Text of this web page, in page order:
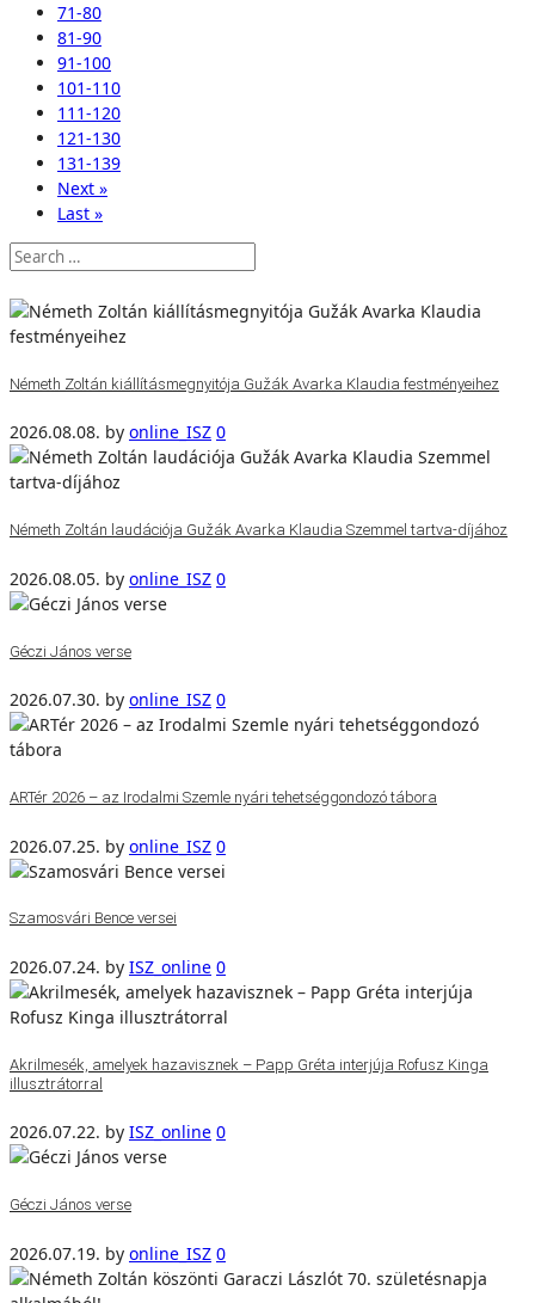
71-80
81-90
91-100
101-110
111-120
121-130
131-139
Next »
Last »
Németh Zoltán kiállításmegnyitója Gužák Avarka Klaudia festményeihez
2026.08.08. by online_ISZ 0
Németh Zoltán laudációja Gužák Avarka Klaudia Szemmel tartva-díjához
2026.08.05. by online_ISZ 0
Géczi János verse
2026.07.30. by online_ISZ 0
ARTér 2026 – az Irodalmi Szemle nyári tehetséggondozó tábora
2026.07.25. by online_ISZ 0
Szamosvári Bence versei
2026.07.24. by ISZ_online 0
Akrilmesék, amelyek hazavisznek – Papp Gréta interjúja Rofusz Kinga
illusztrátorral
2026.07.22. by ISZ_online 0
Géczi János verse
2026.07.19. by online_ISZ 0